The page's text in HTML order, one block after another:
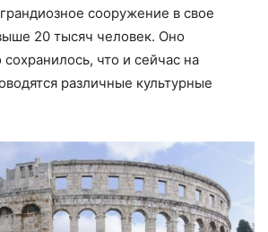
сооружение в свое
20 тысяч человек. Оно
что и сейчас на
различные культурные